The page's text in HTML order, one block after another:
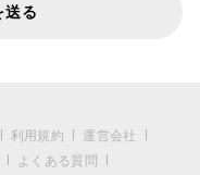
送る
利用規約
運営会社
よくある質問